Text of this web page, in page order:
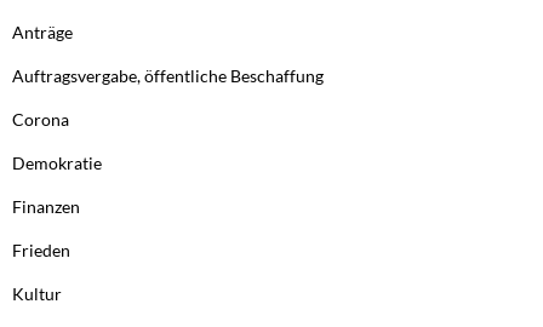
Anträge
Auftragsvergabe, öffentliche Beschaffung
Corona
Demokratie
Finanzen
Frieden
Kultur